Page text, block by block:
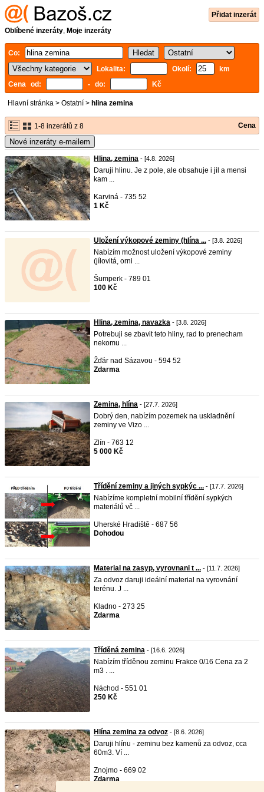
Přidat inzerát
Oblíbené inzeráty, Moje inzeráty
Co:
Lokalita:
Okolí:
km
Cena od:
- do: Kč
Hlavní stránka > Ostatní > hlina zemina
1-8 inzerátů z 8 Cena
Nové inzeráty e-mailem
Hlina, zemina - [4.8. 2026]
Daruji hlinu. Je z pole, ale obsahuje i jil a mensi
kam ...
Karviná - 735 52
1 Kč
Uložení výkopové zeminy (hlína ... - [3.8. 2026]
Nabízím možnost uložení výkopové zeminy
(jílovitá, orni ...
Šumperk - 789 01
100 Kč
Hlina, zemina, navazka - [3.8. 2026]
Potrebuji se zbavit teto hliny, rad to prenecham
nekomu ...
Žďár nad Sázavou - 594 52
Zdarma
Zemina, hlína - [27.7. 2026]
Dobrý den, nabízím pozemek na uskladnění
zeminy ve Vizo ...
Zlín - 763 12
5 000 Kč
Třídění zeminy a jiných sypkýc ... - [17.7. 2026]
Nabízíme kompletní mobilní třídění sypkých
materiálů vč ...
Uherské Hradiště - 687 56
Dohodou
Material na zasyp, vyrovnani t ... - [11.7. 2026]
Za odvoz daruji ideální material na vyrovnání
terénu. J ...
Kladno - 273 25
Zdarma
Tříděná zemina - [16.6. 2026]
Nabízím tříděnou zeminu Frakce 0/16 Cena za 2
m3 . ...
Náchod - 551 01
250 Kč
Hlína zemina za odvoz - [8.6. 2026]
Daruji hlínu - zeminu bez kamenů za odvoz, cca
60m3. Ví ...
Znojmo - 669 02
Zdarma